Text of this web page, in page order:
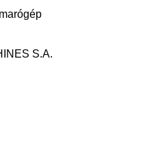
S.A.